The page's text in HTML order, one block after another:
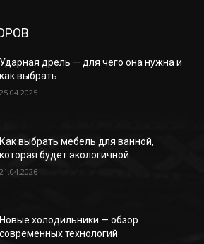
Ударная дрель — для чего она нужна и
как выбрать
25.04.2025
Как выбрать мебель для ванной,
которая будет экологичной
21.04.2026
Новые холодильники — обзор
современных технологий